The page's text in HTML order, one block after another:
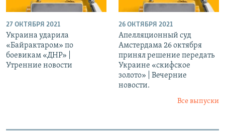
27 ОКТЯБРЯ 2021
Украина ударила
«Байрактаром» по
боевикам «ДНР» |
Утренние новости
26 ОКТЯБРЯ 2021
Апелляционный суд
Амстердама 26 октября
принял решение передать
Украине «скифское
золото» | Вечерние
новости.
Все выпуски